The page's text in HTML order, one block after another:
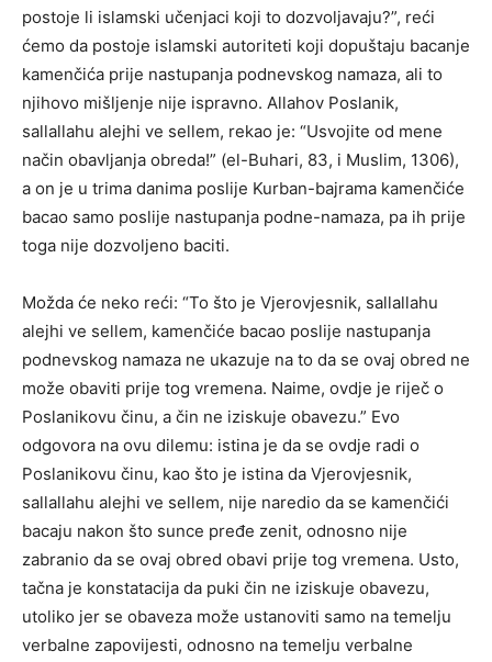
postoje li islamski učenjaci koji to dozvoljavaju?”, reći
ćemo da postoje islamski autoriteti koji dopuštaju bacanje
kamenčića prije nastupanja podnevskog namaza, ali to
njihovo mišljenje nije ispravno. Allahov Poslanik,
sallallahu alejhi ve sellem, rekao je: “Usvojite od mene
način obavljanja obreda!” (el-Buhari, 83, i Muslim, 1306),
a on je u trima danima poslije Kurban-bajrama kamenčiće
bacao samo poslije nastupanja podne-namaza, pa ih prije
toga nije dozvoljeno baciti.
Možda će neko reći: “To što je Vjerovjesnik, sallallahu
alejhi ve sellem, kamenčiće bacao poslije nastupanja
podnevskog namaza ne ukazuje na to da se ovaj obred ne
može obaviti prije tog vremena. Naime, ovdje je riječ o
Poslanikovu činu, a čin ne iziskuje obavezu.” Evo
odgovora na ovu dilemu: istina je da se ovdje radi o
Poslanikovu činu, kao što je istina da Vjerovjesnik,
sallallahu alejhi ve sellem, nije naredio da se kamenčići
bacaju nakon što sunce pređe zenit, odnosno nije
zabranio da se ovaj obred obavi prije tog vremena. Usto,
tačna je konstatacija da puki čin ne iziskuje obavezu,
utoliko jer se obaveza može ustanoviti samo na temelju
verbalne zapovijesti, odnosno na temelju verbalne